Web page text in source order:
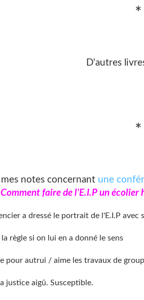
D'autres
notes concernant une
Comment faire de l'E.I.P un écolier
a dressé le portrait de l'E.I.P avec
règle si on lui en a donné le sens
pour autrui / aime les travaux de
justice aigû. Susceptible.